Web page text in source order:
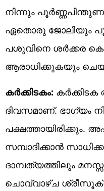
നിന്നും പൂർണ്ണപിന്തുണ
ഏതൊരു ജോലിയും
പശുവിനെ ശർക്കര
ആരാധിക്കുകയും
കർക്കിടകം: കർക്കിടക
ദിവസമാണ്. ഭാഗ്യം
പക്ഷത്തായിരിക്കും.
സമ്പാദിക്കാൻ
ദാമ്പത്യത്തിലും
ചൊവ്വാഴ്ച